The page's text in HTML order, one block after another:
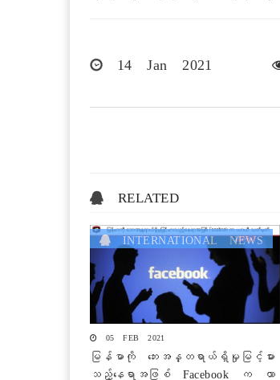
14 Jan 2021
RELATED
INTERNATIONAL NEWS
05 FEB 2021
မြန်မာကို ဘေးအန္တရာယ်ရှိမှုမြင့်မား
သည့်နေရာအဖြစ် Facebook က ယာ